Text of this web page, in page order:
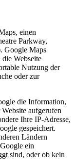
einen
Parkway,
Google Maps
Webseite
Nutzung der
oder zur
die Information,
aufgerufen
Ihre IP-Adresse,
gespeichert.
Ländern
ein
sind, oder ob kein